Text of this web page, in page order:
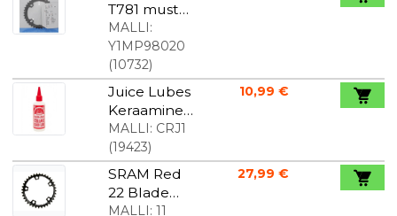
T781 musta
10-
vaihteinen
Deore XT
MALLI:
Y1MP98020
(10732)
Juice Lubes
Keraaminen
ketjuöljy
130 ml
MALLI: CRJ1
(19423)
10,99 €
SRAM Red
22 Blade
36T 110 mm
MALLI: 11
27,99 €